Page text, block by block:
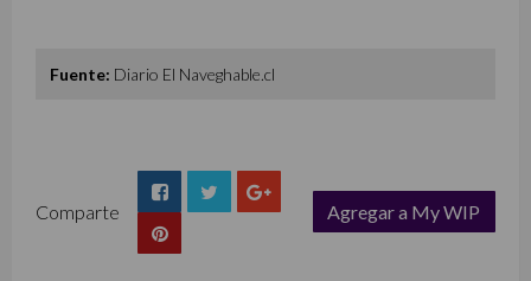
Fuente: Diario El Naveghable.cl
Comparte
Agregar a My WIP